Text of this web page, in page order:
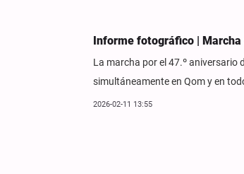
Informe fotográfico |
La marcha por el 47.º aniversario
simultáneamente en Qom y en
2026-02-11 13:55